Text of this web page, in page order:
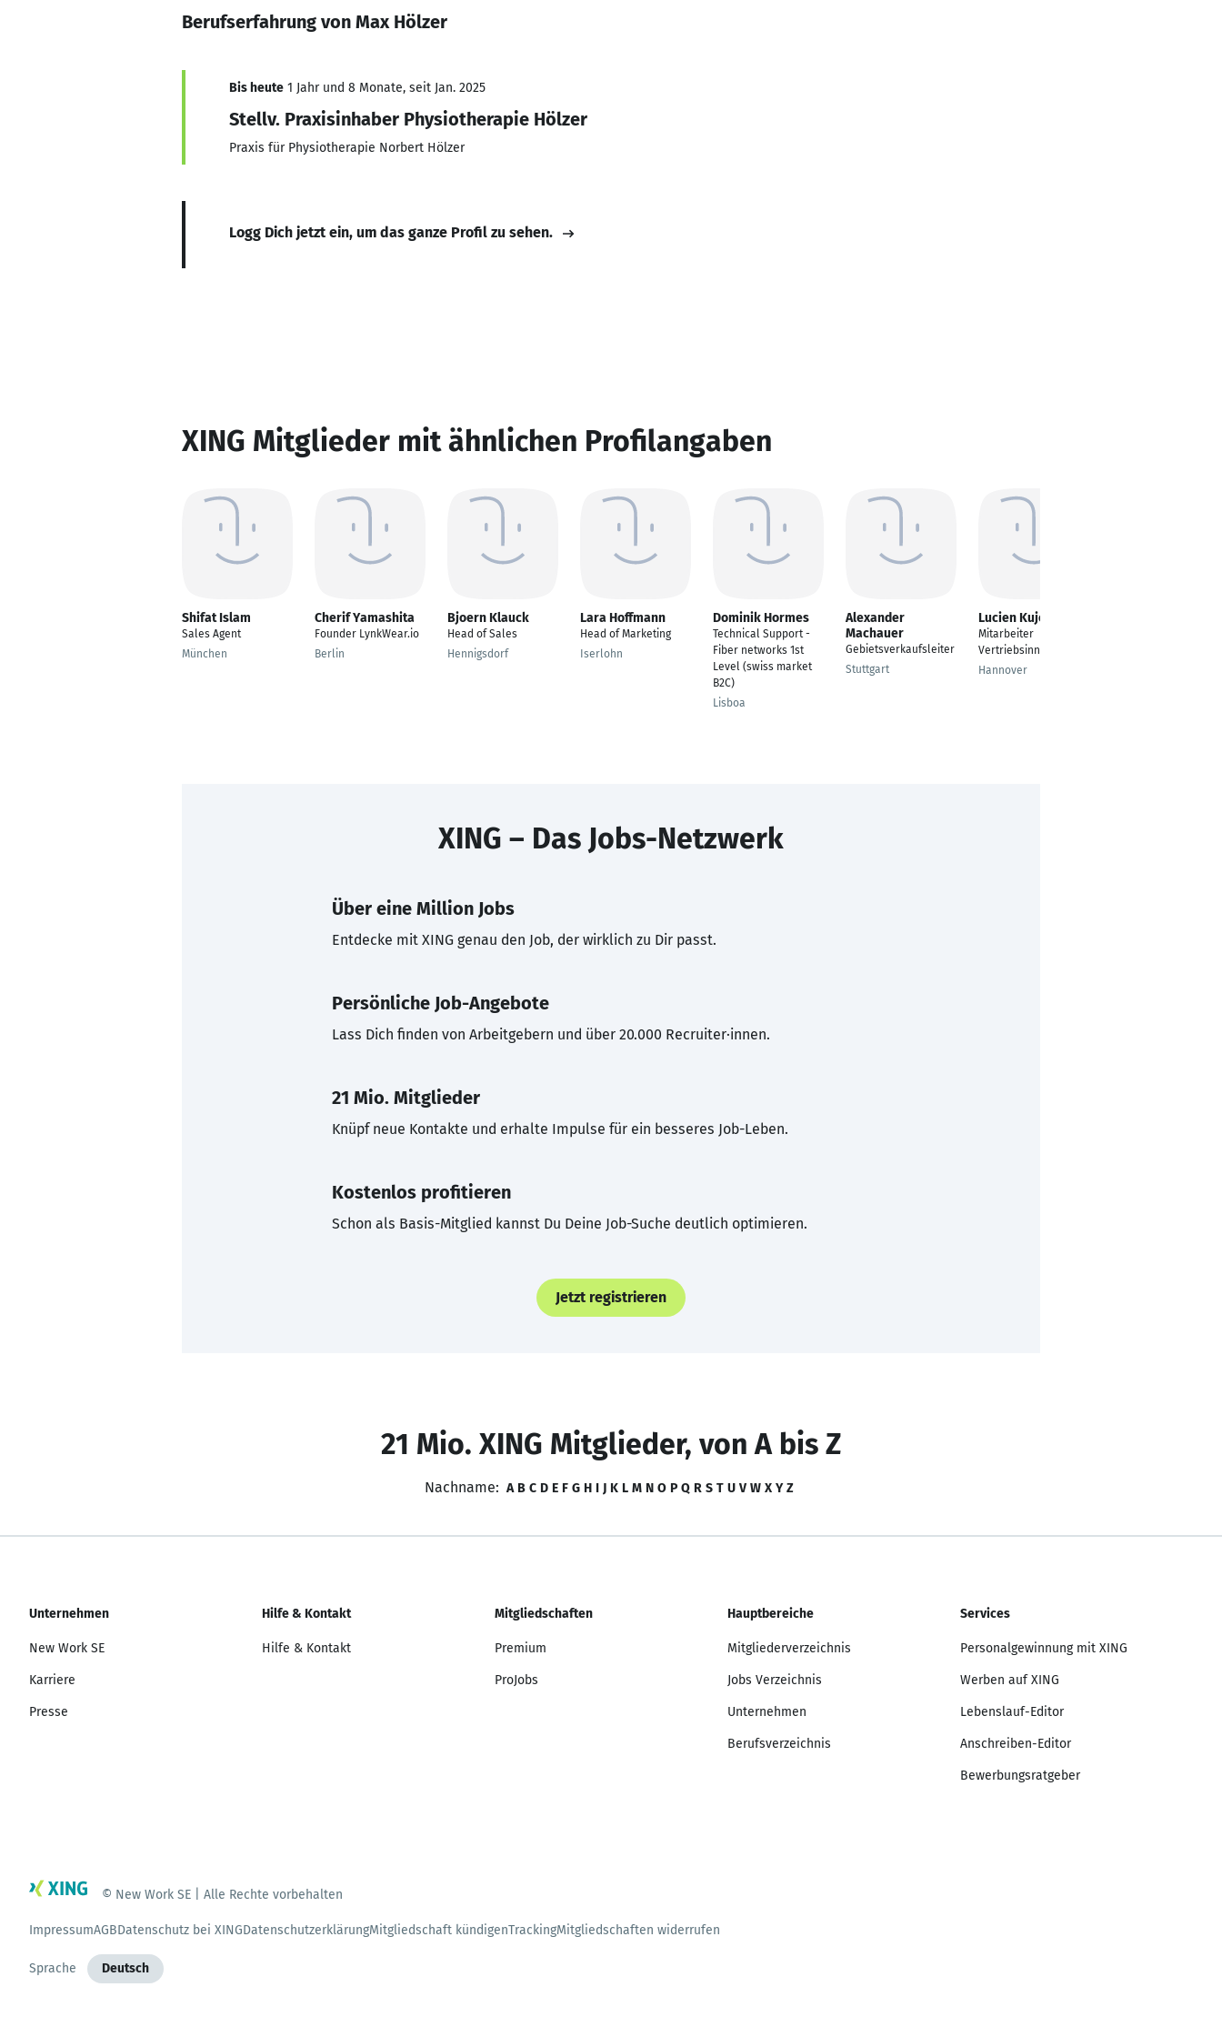
Berufserfahrung von Max Hölzer
Bis heute 1 Jahr und 8 Monate, seit Jan. 2025
Stellv. Praxisinhaber Physiotherapie Hölzer
Praxis für Physiotherapie Norbert Hölzer
Logg Dich jetzt ein, um das ganze Profil zu sehen.
XING Mitglieder mit ähnlichen Profilangaben
Shifat Islam
Sales Agent
München
Cherif Yamashita
Founder LynkWear.io
Berlin
Bjoern Klauck
Head of Sales
Hennigsdorf
Lara Hoffmann
Head of Marketing
Iserlohn
Dominik Hormes
Technical Support -
Fiber networks 1st
Level (swiss market
B2C)
Lisboa
Alexander
Machauer
Gebietsverkaufsleiter
Stuttgart
Lucien Kujenya
Mitarbeiter
Vertriebsinnendienst
Hannover
XING – Das Jobs-Netzwerk
Über eine Million Jobs
Entdecke mit XING genau den Job, der wirklich zu Dir passt.
Persönliche Job-Angebote
Lass Dich finden von Arbeitgebern und über 20.000 Recruiter·innen.
21 Mio. Mitglieder
Knüpf neue Kontakte und erhalte Impulse für ein besseres Job-Leben.
Kostenlos profitieren
Schon als Basis-Mitglied kannst Du Deine Job-Suche deutlich optimieren.
Jetzt registrieren
21 Mio. XING Mitglieder, von A bis Z
Nachname: A B C D E F G H I J K L M N O P Q R S T U V W X Y Z
Unternehmen
New Work SE
Karriere
Presse
Hilfe & Kontakt
Hilfe & Kontakt
Mitgliedschaften
Premium
ProJobs
Hauptbereiche
Mitgliederverzeichnis
Jobs Verzeichnis
Unternehmen
Berufsverzeichnis
Services
Personalgewinnung mit XING
Werben auf XING
Lebenslauf-Editor
Anschreiben-Editor
Bewerbungsratgeber
© New Work SE | Alle Rechte vorbehalten
ImpressumAGBDatenschutz bei XINGDatenschutzerklärungMitgliedschaft kündigenTrackingMitgliedschaften widerrufen
Sprache Deutsch